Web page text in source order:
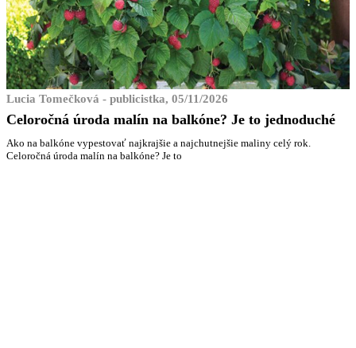
Lucia Tomečková - publicistka, 05/11/2026
Celoročná úroda malín na balkóne? Je to jednoduché
Ako na balkóne vypestovať najkrajšie a najchutnejšie maliny celý rok.
Celoročná úroda malín na balkóne? Je to